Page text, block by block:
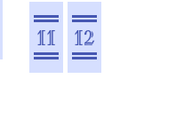
11 12